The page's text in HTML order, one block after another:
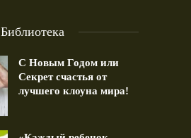
Библиотека
С Новым Годом или
Секрет счастья от
лучшего клоуна мира!